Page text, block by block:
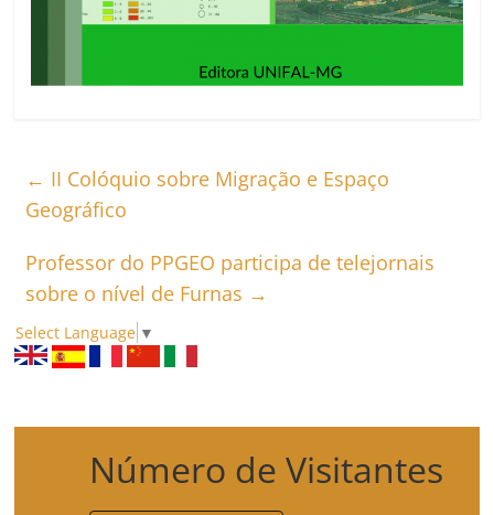
← II Colóquio sobre Migração e Espaço
Geográfico
Professor do PPGEO participa de telejornais
sobre o nível de Furnas →
Select Language ▼
Número de Visitantes